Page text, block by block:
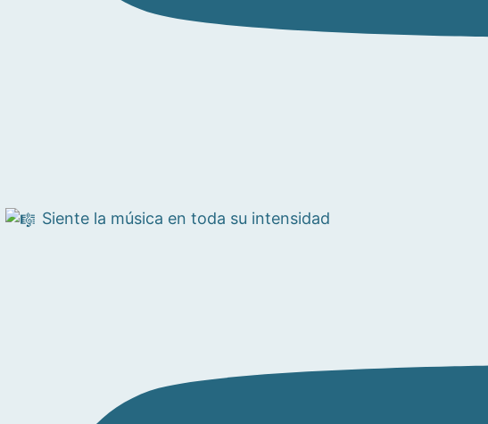
Siente la música en toda su intensidad